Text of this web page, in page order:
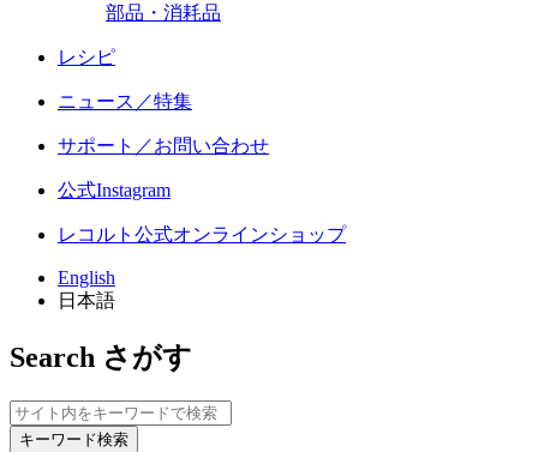
部品・消耗品
レシピ
ニュース／特集
サポート／お問い合わせ
公式Instagram
レコルト公式オンラインショップ
English
日本語
Search さがす
キーワード検索